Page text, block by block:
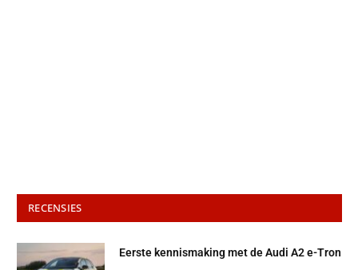
RECENSIES
Eerste kennismaking met de Audi A2 e-Tron